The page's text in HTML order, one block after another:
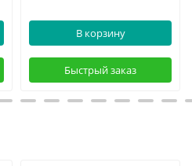
В корзину
Быстрый заказ